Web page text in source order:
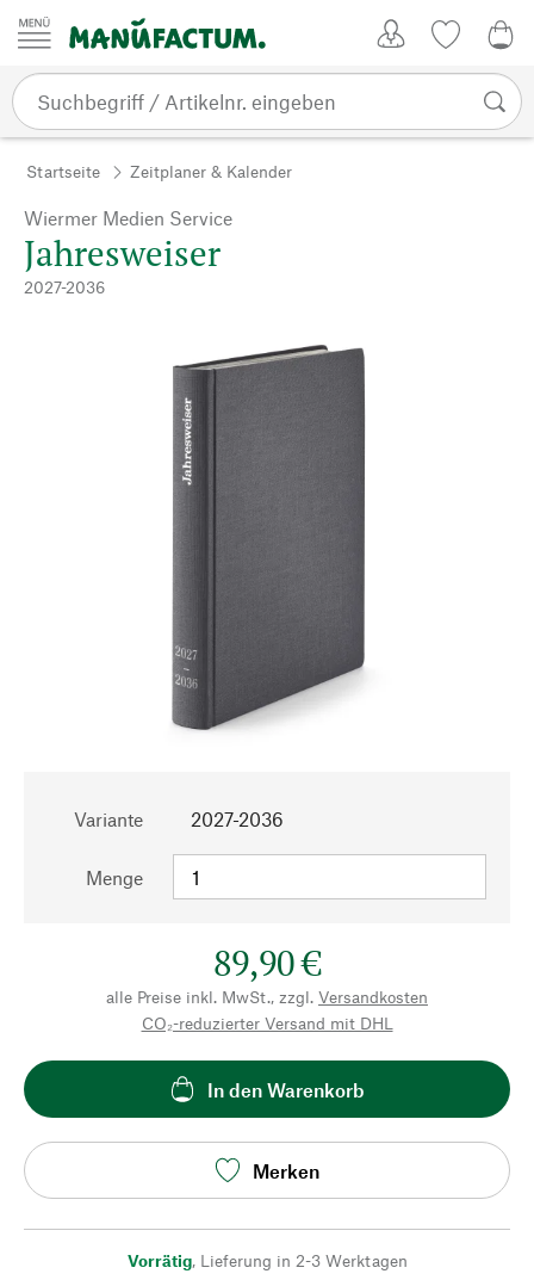
Zum Inhalt springen
Startseite Zeitplaner & Kalender
Wiermer Medien Service
Jahresweiser
2027-2036
Variante 2027-2036
Menge
89,90 €
alle Preise inkl. MwSt., zzgl. Versandkosten
CO₂-reduzierter Versand mit DHL
In den Warenkorb
Merken
Vorrätig, Lieferung in 2-3 Werktagen